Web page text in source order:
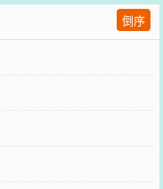
倒序